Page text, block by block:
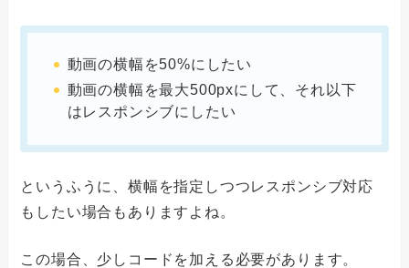
動画の横幅を50%にしたい
動画の横幅を最大500pxにして、それ以下
はレスポンシブにしたい
というふうに、横幅を指定しつつレスポンシブ対応
もしたい場合もありますよね。
この場合、少しコードを加える必要があります。